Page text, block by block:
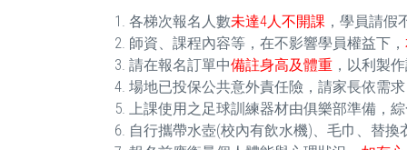
各梯次報名人數未達4人不開課 ，學員請假
師資、課程內容等，在不影響學員權益下，
請在報名訂單中備註身高及體重 ，以利製
場地已投保公共意外責任險，請家長依需
上課使用之足球訓練器材由俱樂部準備，
自行攜帶水壺(校內有飲水機)、毛巾、替換